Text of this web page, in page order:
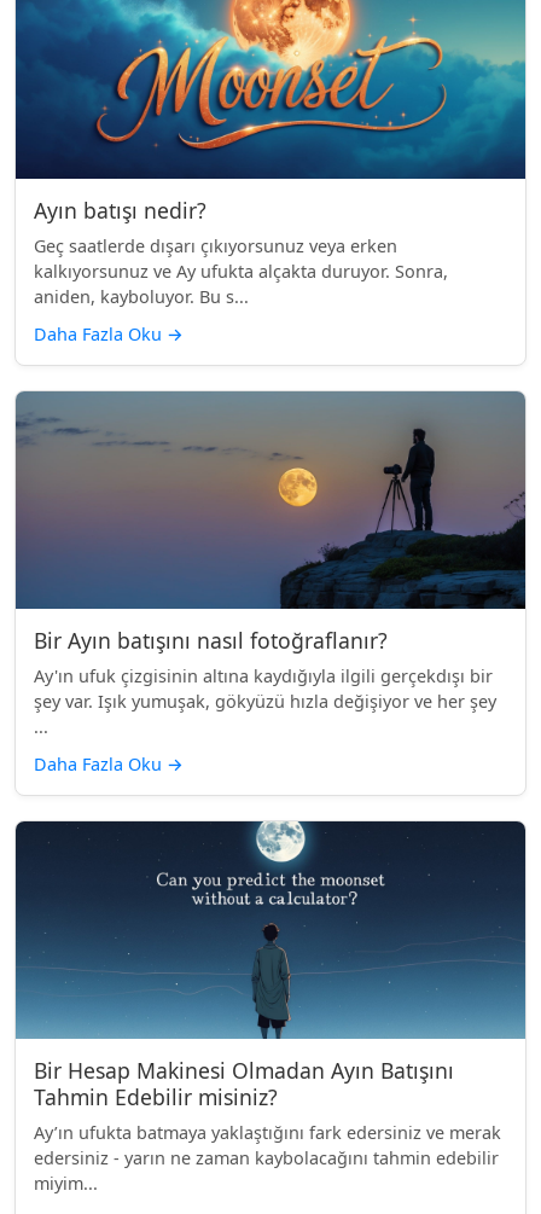
Ayın batışı nedir?
Geç saatlerde dışarı çıkıyorsunuz veya erken
kalkıyorsunuz ve Ay ufukta alçakta duruyor. Sonra,
aniden, kayboluyor. Bu s...
Daha Fazla Oku →
Bir Ayın batışını nasıl fotoğraflanır?
Ay'ın ufuk çizgisinin altına kaydığıyla ilgili gerçekdışı bir
şey var. Işık yumuşak, gökyüzü hızla değişiyor ve her şey
...
Daha Fazla Oku →
Bir Hesap Makinesi Olmadan Ayın Batışını
Tahmin Edebilir misiniz?
Ay’ın ufukta batmaya yaklaştığını fark edersiniz ve merak
edersiniz - yarın ne zaman kaybolacağını tahmin edebilir
miyim...